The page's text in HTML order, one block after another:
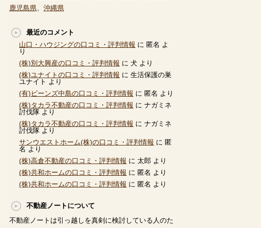
鹿児島県
沖縄県
最近のコメント
山口・ハウジングの口コミ・評判情報 に 匿名 よ
り
(株)別大興産の口コミ・評判情報 に 犬 より
(株)ユナイトの口コミ・評判情報 に 生活保護の巣
ユナイト より
(有)ビーンズ中島の口コミ・評判情報 に 匿名 より
(株)タカラ不動産の口コミ・評判情報 に ナガミネ
討伐隊 より
(株)タカラ不動産の口コミ・評判情報 に ナガミネ
討伐隊 より
サンウエストホーム(株)の口コミ・評判情報 に 匿
名 より
(株)高倉不動産の口コミ・評判情報 に 太郎 より
(株)共和ホームの口コミ・評判情報 に 匿名 より
(株)共和ホームの口コミ・評判情報 に 匿名 より
不動産ノートについて
不動産ノートは引っ越しを真剣に検討している人のた